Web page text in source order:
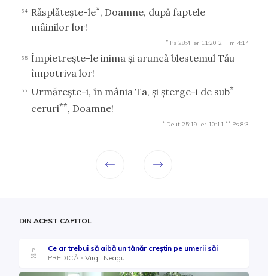
64 Răsplăteşte-le*, Doamne, după faptele
mâinilor lor!
* Ps 28:4 Ier 11:20 2 Tim 4:14
65 Împietreşte-le inima şi aruncă blestemul Tău
împotriva lor!
66 Urmăreşte-i, în mânia Ta, şi şterge-i de sub*
ceruri**, Doamne!
* Deut 25:19 Ier 10:11 ** Ps 8:3
DIN ACEST CAPITOL
Ce ar trebui să aibă un tânăr creștin pe umerii săi
PREDICĂ
Virgil Neagu